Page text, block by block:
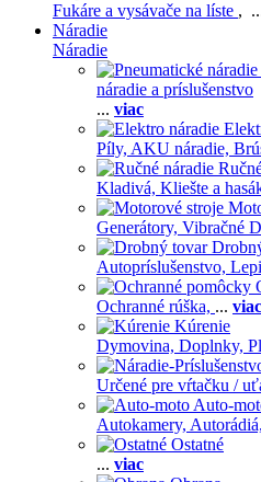
Fukáre a vysávače na líste ,
Náradie
Náradie
náradie a príslušenstvo
... viac
Píly, AKU náradie,
Kladivá, Kliešte a
Generátory, Vibračné
Autopríslušenstvo,
Ochranné rúška, ... viac
Kúrenie
Dymovina, Doplnky,
Určené pre vŕtačku /
Auto-
Autokamery, Autorádiá,
Ostatné
... viac